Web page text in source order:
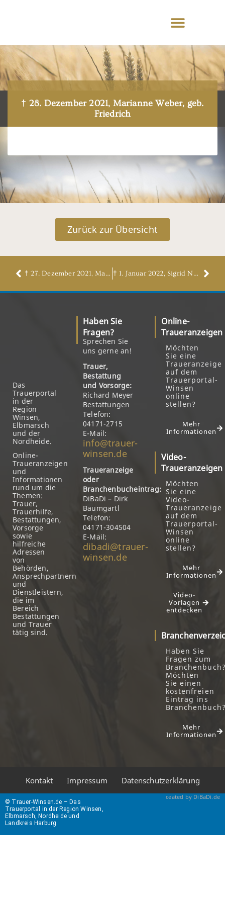
† 28. Dezember 2021, Marianne Weber, geb.
Friedrich
Zurück zur Übersicht
† 27. Dezember 2021, Magret Sierth, geb. Brendel † 1. Januar 2022, Sigrid Nowack, geb. Schiller
Das
Trauerportal
in der
Region
Winsen,
Elbmarsch
und der
Nordheide.
Online-
Traueranzeigen
und
Informationen
rund um die
Themen:
Trauer,
Trauerhilfe,
Bestattungen,
Vorsorge
sowie
hilfreiche
Adressen
von
Behörden,
Ansprechpartnern
und
Dienstleistern,
die im
Bereich
Bestattungen
und Trauer
tätig sind.
Haben Sie
Fragen?
Sprechen Sie
uns gerne an!
Trauer,
Bestattung
und Vorsorge:
Richard Meyer
Bestattungen
Telefon:
04171-2715
E-Mail:
info@trauer-
winsen.de
Traueranzeige
oder
Branchenbucheintrag:
DiBaDi – Dirk
Baumgartl
Telefon:
04171-304504
E-Mail:
dibadi@trauer-
winsen.de
Online-
Traueranzeigen
Möchten
Sie eine
Traueranzeige
auf dem
Trauerportal-
Winsen
online
stellen?
Mehr
Informationen
Video-
Traueranzeigen
Möchten
Sie eine
Video-
Traueranzeige
auf dem
Trauerportal-
Winsen
online
stellen?
Mehr
Informationen
Video-
Vorlagen
entdecken
Haben Sie
Fragen zum
Möchten
Sie einen
kostenfreien
Eintrag ins
Mehr
Informationen
Kontakt Impressum Datenschutzerklärung
© Trauer-Winsen.de – Das
Trauerportal in der Region Winsen,
Elbmarsch, Nordheide und
Landkreis Harburg.
ceated by DiBaDi.de